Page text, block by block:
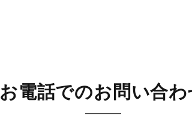
お電話でのお問い合わ